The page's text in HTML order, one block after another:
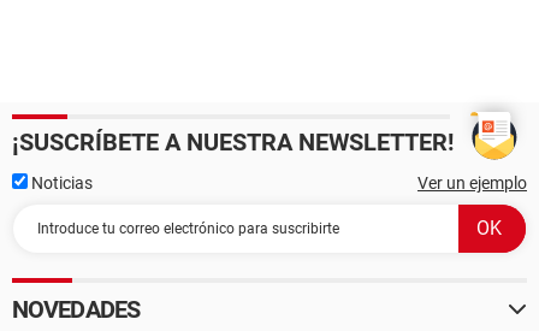
¡SUSCRÍBETE A NUESTRA NEWSLETTER!
Noticias Ver un ejemplo
NOVEDADES